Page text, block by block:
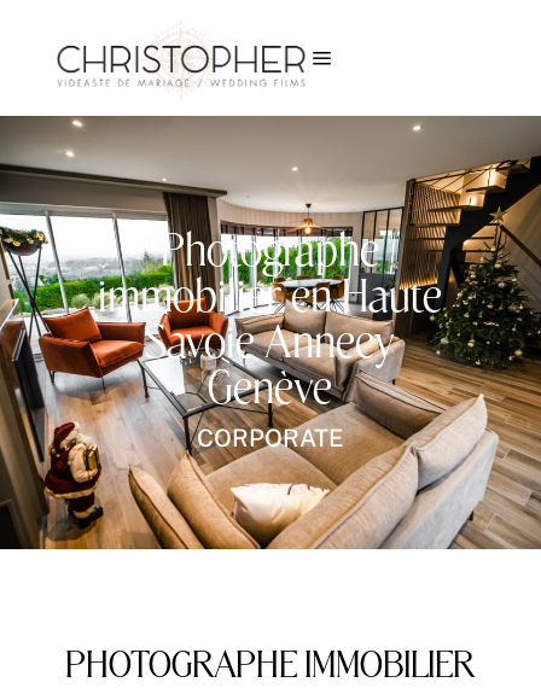
a
Photographe
immobilier en Haute
Savoie Annecy
Genève
CORPORATE
PHOTOGRAPHE IMMOBILIER